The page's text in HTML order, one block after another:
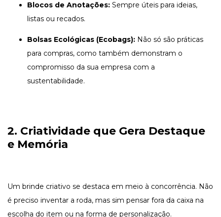
Blocos de Anotações: Sempre úteis para ideias,
listas ou recados.
Bolsas Ecológicas (Ecobags): Não só são práticas
para compras, como também demonstram o
compromisso da sua empresa com a
sustentabilidade.
2. Criatividade que Gera Destaque
e Memória
Um brinde criativo se destaca em meio à concorrência. Não
é preciso inventar a roda, mas sim pensar fora da caixa na
escolha do item ou na forma de personalização.